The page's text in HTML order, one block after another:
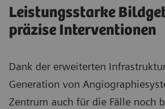
Leistungsstarke
präzise Interventionen
Dank der erweiterten
Generation von
Zentrum auch für die Fälle noch